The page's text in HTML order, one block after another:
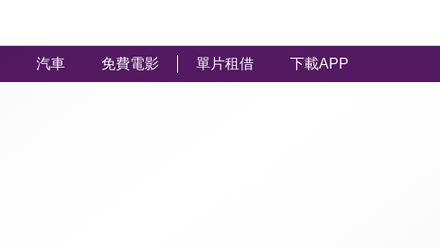
汽車 免費電影 單片租借 下載APP